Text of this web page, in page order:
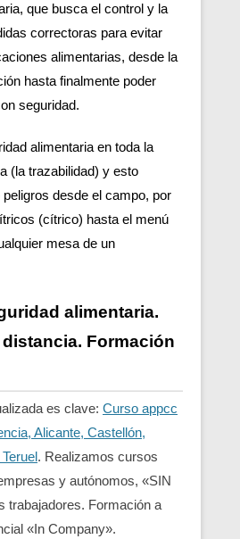
que busca el control y la
correctoras para evitar
alimentarias, desde la
hasta finalmente poder
seguridad.
alimentaria en toda la
(la trazabilidad) y esto
desde el campo, por
(cítrico) hasta el menú
mesa de un
alimentaria.
Formación
es clave: Curso appcc
Alicante, Castellón,
. Realizamos cursos
y autónomos, «SIN
trabajadores. Formación a
«In Company».